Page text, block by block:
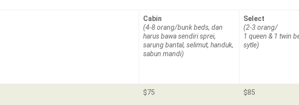
Cabin
(4-8 orang/bunk beds, dan
harus bawa sendiri sprei,
sarung bantal, selimut, handuk,
sabun mandi)
Select
(2-3 orang/
1 queen & 1 twin
sytle)
$75 $85